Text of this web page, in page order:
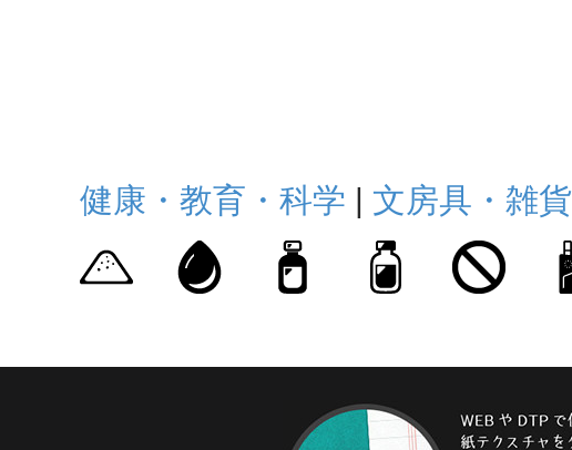
健康・教育・科学 | 文房具・雑貨